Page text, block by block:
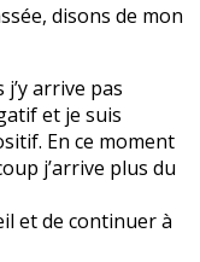
disons de mon
j’y arrive pas
et je suis
En ce moment
j’arrive plus du
et de continuer à